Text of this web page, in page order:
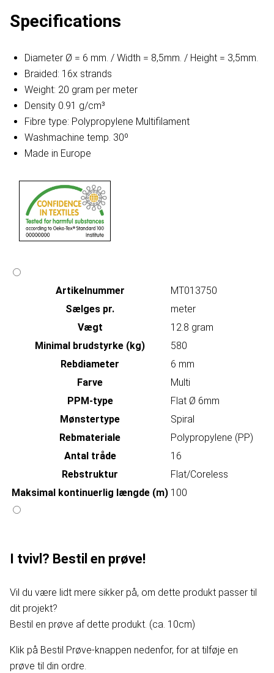
Specifications
Diameter Ø = 6 mm. / Width = 8,5mm. / Height = 3,5mm.
Braided: 16x strands
Weight: 20 gram per meter
Density 0.91 g/cm³
Fibre type: Polypropylene Multifilament
Washmachine temp. 30º
Made in Europe
Artikelnummer
MT013750
Sælges pr.
meter
Vægt
12.8 gram
Minimal brudstyrke (kg)
580
Rebdiameter
6 mm
Farve
Multi
PPM-type
Flat Ø 6mm
Mønstertype
Spiral
Rebmateriale
Polypropylene (PP)
Antal tråde
16
Rebstruktur
Flat/Coreless
Maksimal kontinuerlig længde (m) 100
I tvivl? Bestil en prøve!
Vil du være lidt mere sikker på, om dette produkt passer til
dit projekt?
Bestil en prøve af dette produkt. (ca. 10cm)
Klik på Bestil Prøve-knappen nedenfor, for at tilføje en
prøve til din ordre.